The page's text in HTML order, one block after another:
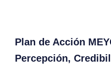
Plan de Acción
Percepción,